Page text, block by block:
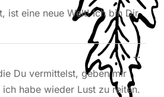
ist eine neue Welt! Ich bin Dir
Du vermittelst, geben mir
habe wieder Lust zu reiten.
...